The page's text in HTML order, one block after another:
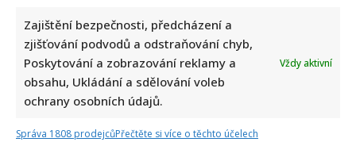
Zajištění bezpečnosti, předcházení a
zjišťování podvodů a odstraňování chyb,
Poskytování a zobrazování reklamy a
obsahu, Ukládání a sdělování voleb
ochrany osobních údajů.
Vždy aktivní
Správa 1808 prodejcůPřečtěte si více o těchto účelech
Komentář